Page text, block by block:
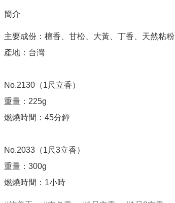
簡介
主要成份：檀香、甘松、大黃、丁香、天然粘粉
產地：台灣
No.2130（1尺立香）
重量：225g
燃燒時間：45分鐘
No.2033（1尺3立香）
重量：300g